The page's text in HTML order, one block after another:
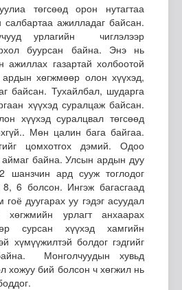
төгсөөд орон нутагтаа
ажилладаг байсан.
урлагийн чиглэлээр
буурсан байна. Энэ нь
ажиллах газартай холбоотой
хөгжмөөр олон хүүхэд,
байсан. Тухайлбал, шударга
хүүхэд суралцаж байсан.
хүүхэд суралцвал төгсөөд
Мөн цалин бага байгаа.
цомхотгох дэмий. Одоо
аймаг байна. Улсын ардын дуу
шанзчин ард сууж тоглодог
6 болсон. Ингэж багасгаад
дуугарах уу гэдэг асуудал
хөгжмийн урлагт анхаарах
сурсан хүүхэд хамгийн
хүмүүжилтэй болдог гэдгийг
Монголчуудын хувьд
хожуу бий болсон ч хөгжил нь